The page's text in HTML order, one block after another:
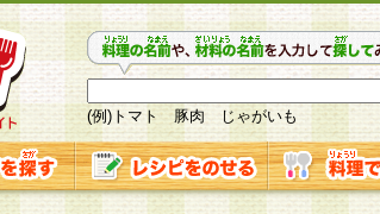
(例)トマト 豚肉 じゃがいも